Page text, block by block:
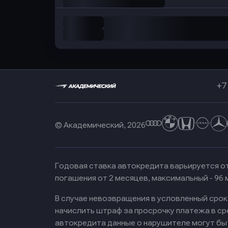
© Академический, 2026
Годовая ставка автокредита варьируется
погашения от 2 месяцев, максимальный -
В случае невозвращения в условленный
начислить штраф за просрочку платежа в
автокредита данные о нарушителе могут